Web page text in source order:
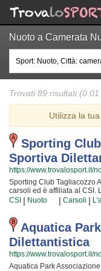
Nuoto a Camerata
Trovati 89 risultati (0.01
Utilizza la
Sporting
Sportiva
https://www.trovalosport.it/
Sporting Club Tagliacozzo
carsoli ed è affiliata al CSI.
incrementare la forma
sul territorio (anche per
sviluppare le capacità
fisico per arrivare ad una
sulla propria autostima. I
aggiornano costantemente
assicurare la massima
divertimento che nascono
speciale, per cui, una volta
CSI | Nuoto | Carsoli |
Aquatica
Dilettantistica
https://www.trovalosport.it/
Aquatica Park